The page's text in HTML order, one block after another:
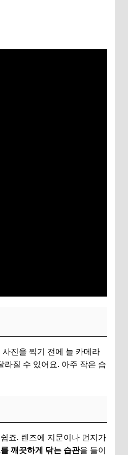
진을 찍기 전에 늘 카메라
질 수 있어요. 아주 작은 습
죠. 렌즈에 지문이나 먼지가
깨끗하게 닦는 습관을 들이